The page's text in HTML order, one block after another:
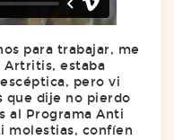
para trabajar, me
estaba
pero vi
que dije no pierdo
al Programa Anti
molestias, confíen